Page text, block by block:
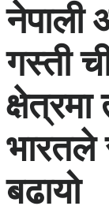
नेपाली
गस्ती
भारतले
बढायो